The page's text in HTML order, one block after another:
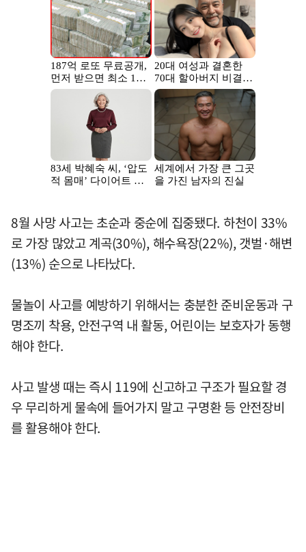
8월 사망 사고는 초순과 중순에 집중됐다. 하천이 33%
로 가장 많았고 계곡(30%), 해수욕장(22%), 갯벌·해변
(13%) 순으로 나타났다.
물놀이 사고를 예방하기 위해서는 충분한 준비운동과 구
명조끼 착용, 안전구역 내 활동, 어린이는 보호자가 동행
해야 한다.
사고 발생 때는 즉시 119에 신고하고 구조가 필요할 경
우 무리하게 물속에 들어가지 말고 구명환 등 안전장비
를 활용해야 한다.